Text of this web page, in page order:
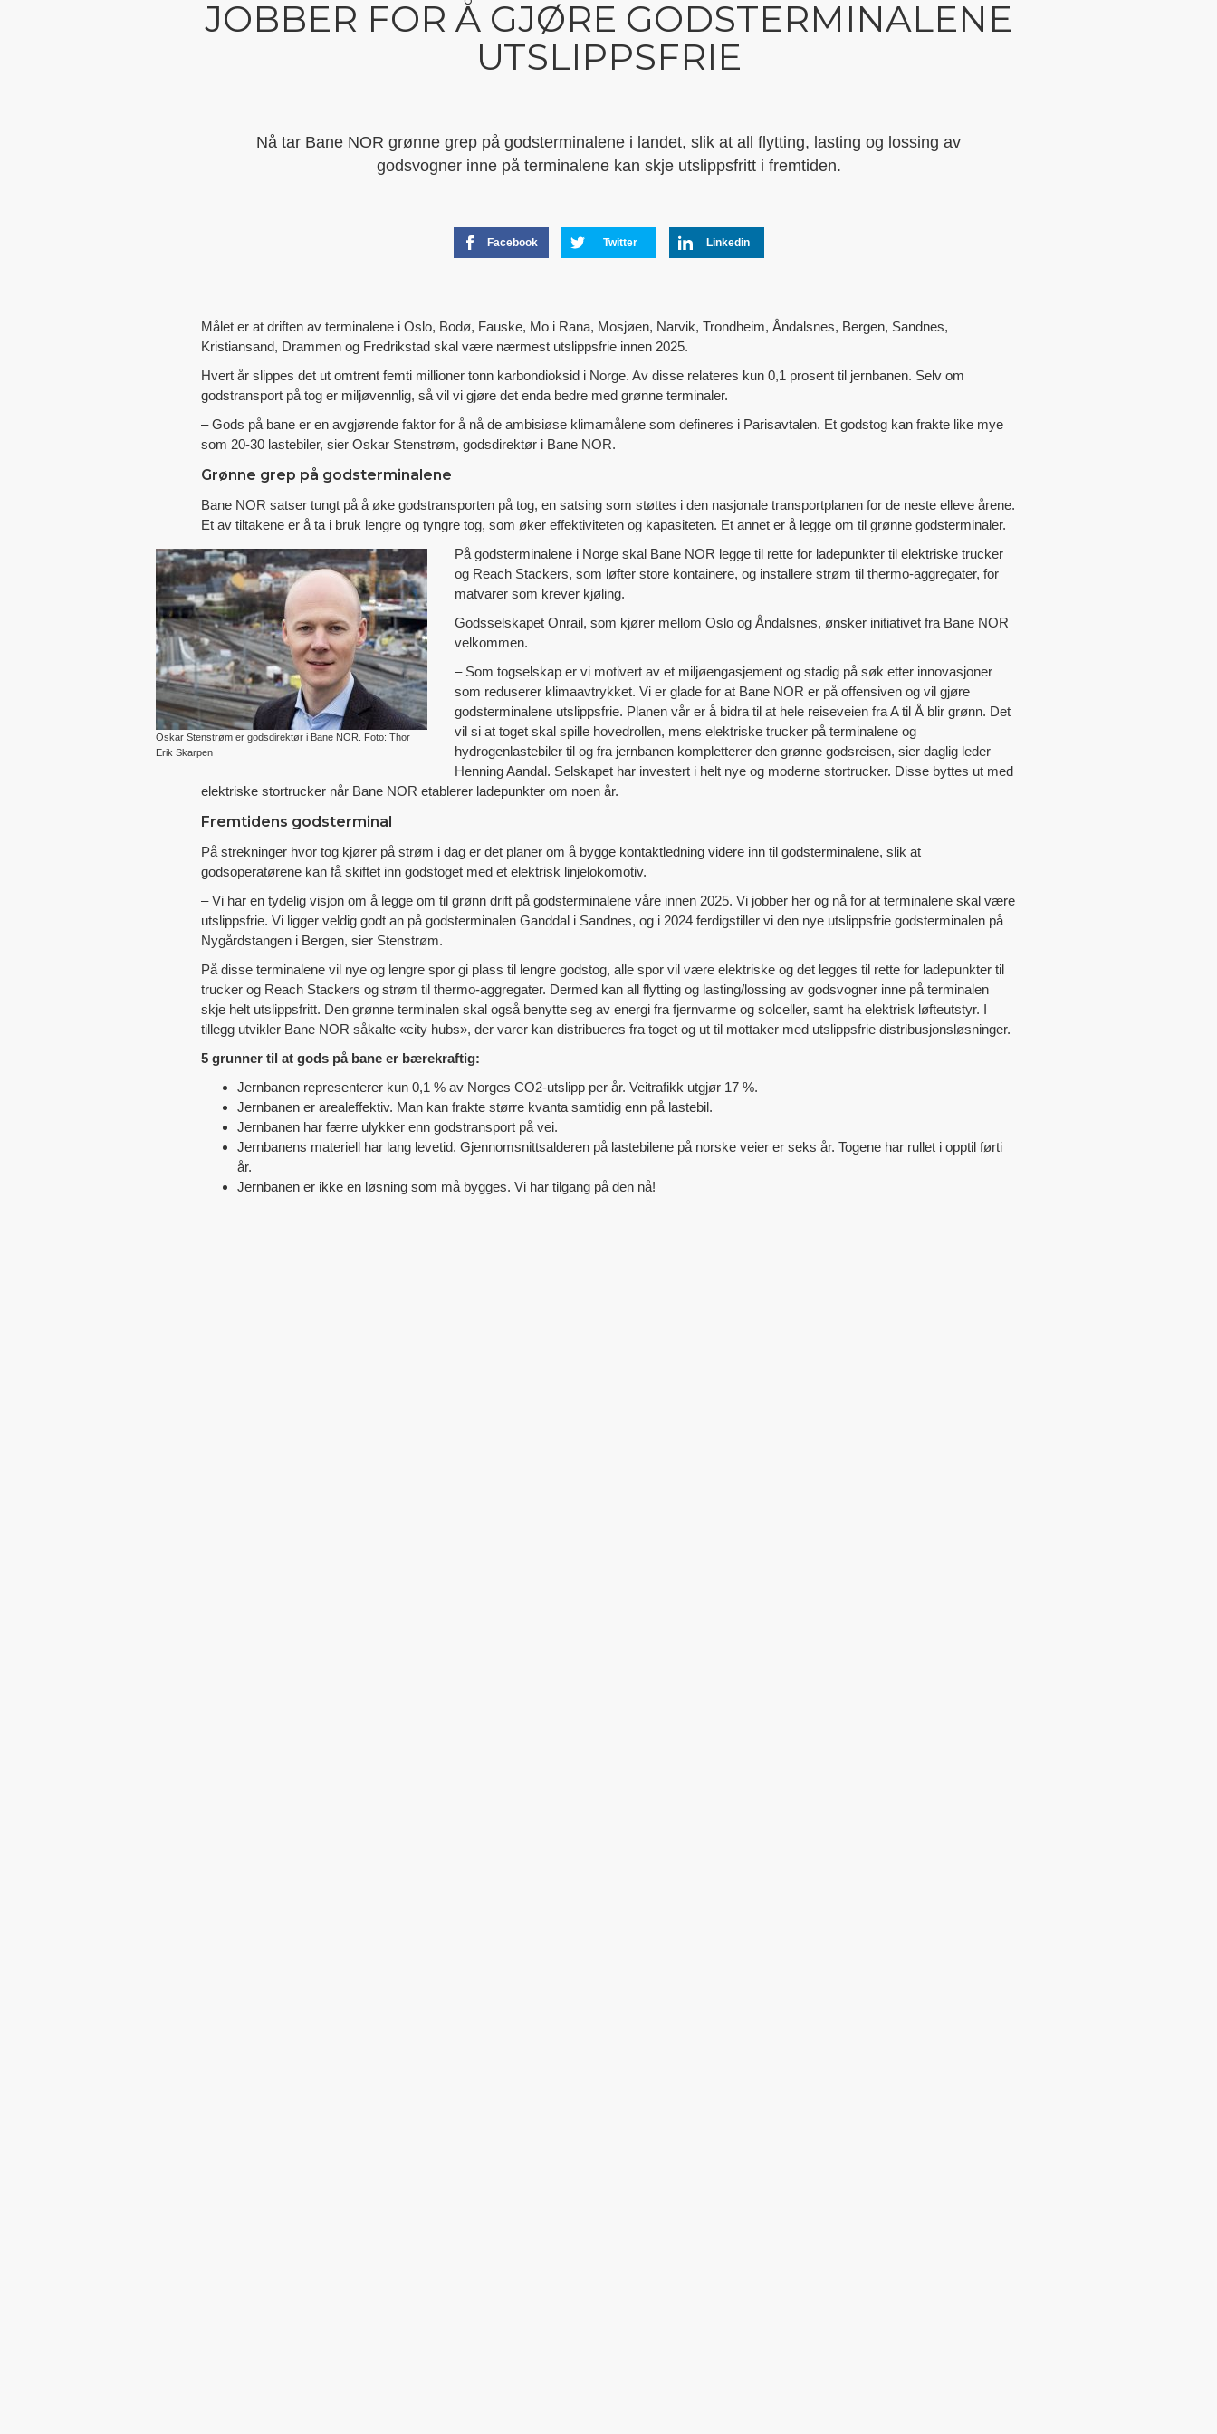
JOBBER FOR Å GJØRE GODSTERMINALENE
UTSLIPPSFRIE
Nå tar Bane NOR grønne grep på godsterminalene i landet, slik at all flytting, lasting og lossing av
godsvogner inne på terminalene kan skje utslippsfritt i fremtiden.
Facebook Twitter Linkedin
Målet er at driften av terminalene i Oslo, Bodø, Fauske, Mo i Rana, Mosjøen, Narvik, Trondheim, Åndalsnes, Bergen, Sandnes,
Kristiansand, Drammen og Fredrikstad skal være nærmest utslippsfrie innen 2025.
Hvert år slippes det ut omtrent femti millioner tonn karbondioksid i Norge. Av disse relateres kun 0,1 prosent til jernbanen. Selv om
godstransport på tog er miljøvennlig, så vil vi gjøre det enda bedre med grønne terminaler.
– Gods på bane er en avgjørende faktor for å nå de ambisiøse klimamålene som defineres i Parisavtalen. Et godstog kan frakte like mye
som 20-30 lastebiler, sier Oskar Stenstrøm, godsdirektør i Bane NOR.
Grønne grep på godsterminalene
Bane NOR satser tungt på å øke godstransporten på tog, en satsing som støttes i den nasjonale transportplanen for de neste elleve årene.
Et av tiltakene er å ta i bruk lengre og tyngre tog, som øker effektiviteten og kapasiteten. Et annet er å legge om til grønne godsterminaler.
Oskar Stenstrøm er godsdirektør i Bane NOR. Foto: Thor
Erik Skarpen
På godsterminalene i Norge skal Bane NOR legge til rette for ladepunkter til elektriske trucker
og Reach Stackers, som løfter store kontainere, og installere strøm til thermo-aggregater, for
matvarer som krever kjøling.
Godsselskapet Onrail, som kjører mellom Oslo og Åndalsnes, ønsker initiativet fra Bane NOR
velkommen.
– Som togselskap er vi motivert av et miljøengasjement og stadig på søk etter innovasjoner
som reduserer klimaavtrykket. Vi er glade for at Bane NOR er på offensiven og vil gjøre
godsterminalene utslippsfrie. Planen vår er å bidra til at hele reiseveien fra A til Å blir grønn. Det
vil si at toget skal spille hovedrollen, mens elektriske trucker på terminalene og
hydrogenlastebiler til og fra jernbanen kompletterer den grønne godsreisen, sier daglig leder
Henning Aandal. Selskapet har investert i helt nye og moderne stortrucker. Disse byttes ut med
elektriske stortrucker når Bane NOR etablerer ladepunkter om noen år.
Fremtidens godsterminal
På strekninger hvor tog kjører på strøm i dag er det planer om å bygge kontaktledning videre inn til godsterminalene, slik at
godsoperatørene kan få skiftet inn godstoget med et elektrisk linjelokomotiv.
– Vi har en tydelig visjon om å legge om til grønn drift på godsterminalene våre innen 2025. Vi jobber her og nå for at terminalene skal være
utslippsfrie. Vi ligger veldig godt an på godsterminalen Ganddal i Sandnes, og i 2024 ferdigstiller vi den nye utslippsfrie godsterminalen på
Nygårdstangen i Bergen, sier Stenstrøm.
På disse terminalene vil nye og lengre spor gi plass til lengre godstog, alle spor vil være elektriske og det legges til rette for ladepunkter til
trucker og Reach Stackers og strøm til thermo-aggregater. Dermed kan all flytting og lasting/lossing av godsvogner inne på terminalen
skje helt utslippsfritt. Den grønne terminalen skal også benytte seg av energi fra fjernvarme og solceller, samt ha elektrisk løfteutstyr. I
tillegg utvikler Bane NOR såkalte «city hubs», der varer kan distribueres fra toget og ut til mottaker med utslippsfrie distribusjonsløsninger.
5 grunner til at gods på bane er bærekraftig:
Jernbanen representerer kun 0,1 % av Norges CO2-utslipp per år. Veitrafikk utgjør 17 %.
Jernbanen er arealeffektiv. Man kan frakte større kvanta samtidig enn på lastebil.
Jernbanen har færre ulykker enn godstransport på vei.
Jernbanens materiell har lang levetid. Gjennomsnittsalderen på lastebilene på norske veier er seks år. Togene har rullet i opptil førti
år.
Jernbanen er ikke en løsning som må bygges. Vi har tilgang på den nå!